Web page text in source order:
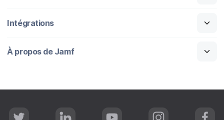
Intégrations
À propos de Jamf
T L Y I F